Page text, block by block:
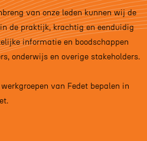
van onze leden kunnen wij de
de praktijk, krachtig en eenduidig
informatie en boodschappen
onderwijs en overige stakeholders.
van Fedet bepalen in